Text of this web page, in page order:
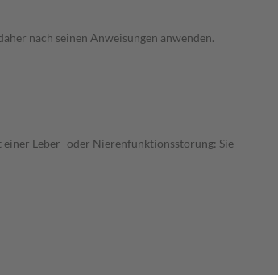
nach seinen Anweisungen anwenden.
Leber- oder Nierenfunktionsstörung: Sie